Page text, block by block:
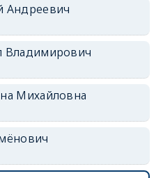
Андреевич
Владимирович
Михайловна